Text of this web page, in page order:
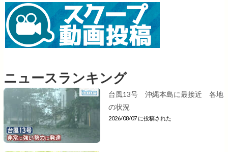
ニュースランキング
台風13号 沖縄本島に最接近 各地
の状況
2026/08/07 に投稿された